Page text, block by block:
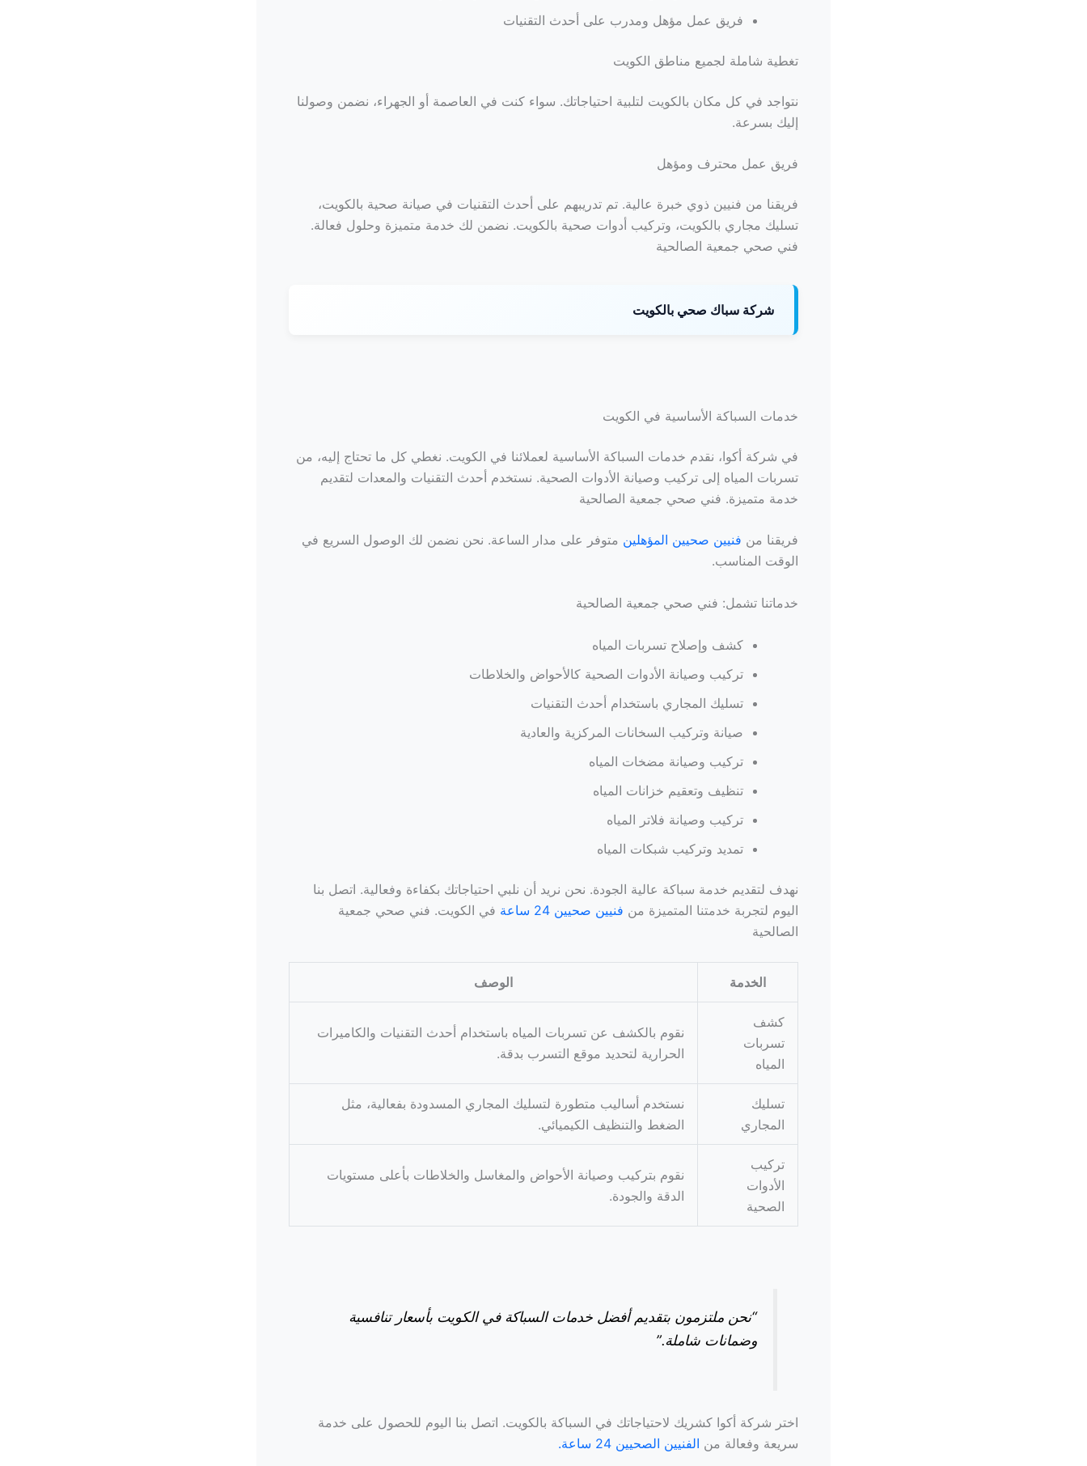
فريق عمل مؤهل ومدرب على أحدث التقنيات
تغطية شاملة لجميع مناطق الكويت
نتواجد في كل مكان بالكويت لتلبية احتياجاتك. سواء كنت في العاصمة أو الجهراء، نضمن وصولنا
إليك بسرعة.
فريق عمل محترف ومؤهل
فريقنا من فنيين ذوي خبرة عالية. تم تدريبهم على أحدث التقنيات في صيانة صحية بالكويت،
تسليك مجاري بالكويت، وتركيب أدوات صحية بالكويت. نضمن لك خدمة متميزة وحلول فعالة.
فني صحي جمعية الصالحية
شركة سباك صحي بالكويت
خدمات السباكة الأساسية في الكويت
في شركة أكوا، نقدم خدمات السباكة الأساسية لعملائنا في الكويت. نغطي كل ما تحتاج إليه، من
تسربات المياه إلى تركيب وصيانة الأدوات الصحية. نستخدم أحدث التقنيات والمعدات لتقديم
خدمة متميزة. فني صحي جمعية الصالحية
فريقنا من فنيين صحيين المؤهلين متوفر على مدار الساعة. نحن نضمن لك الوصول السريع في
الوقت المناسب.
خدماتنا تشمل: فني صحي جمعية الصالحية
كشف وإصلاح تسربات المياه
تركيب وصيانة الأدوات الصحية كالأحواض والخلاطات
تسليك المجاري باستخدام أحدث التقنيات
صيانة وتركيب السخانات المركزية والعادية
تركيب وصيانة مضخات المياه
تنظيف وتعقيم خزانات المياه
تركيب وصيانة فلاتر المياه
تمديد وتركيب شبكات المياه
نهدف لتقديم خدمة سباكة عالية الجودة. نحن نريد أن نلبي احتياجاتك بكفاءة وفعالية. اتصل بنا
اليوم لتجربة خدمتنا المتميزة من فنيين صحيين 24 ساعة
في الكويت. فني صحي جمعية
الصالحية
الخدمة الوصف
كشف
تسربات
المياه
نقوم بالكشف عن تسربات المياه باستخدام أحدث التقنيات والكاميرات
الحرارية لتحديد موقع التسرب بدقة.
تسليك
المجاري
نستخدم أساليب متطورة لتسليك المجاري المسدودة بفعالية، مثل
الضغط والتنظيف الكيميائي.
تركيب
الأدوات
الصحية
نقوم بتركيب وصيانة الأحواض والمغاسل والخلاطات بأعلى مستويات
الدقة والجودة.
“نحن ملتزمون بتقديم أفضل خدمات السباكة في الكويت بأسعار تنافسية
وضمانات شاملة.”
اختر شركة أكوا كشريك لاحتياجاتك في السباكة بالكويت. اتصل بنا اليوم للحصول على خدمة
سريعة وفعالة من الفنيين الصحيين 24 ساعة.